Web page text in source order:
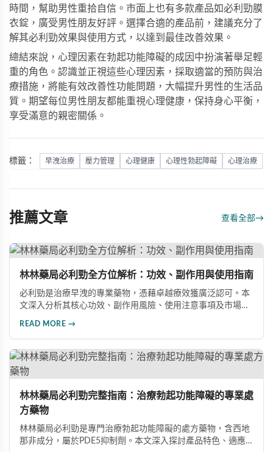
時間，幫助男性重拾自信。市面上也有多款產品如必利勁膜
衣錠 ，廣受男性朋友好評。選擇合適的產品前，建議充分了
解其必利勁效果與使用方式，以達到最佳改善效果。
總結來說，心理因素在勃起功能障礙的成因中扮演著舉足輕
重的角色。認識並正視這些心理因素，採取適當的預防與治
療措施，將能有效改善性功能問題，大幅提升男性的生活品
質。期望每位男性朋友都能重視心理健康，保持身心平衡，
享受滿意的親密關係。
標籤： 早洩治療 壓力管理 心理健康 心理性勃起障礙 心理治療
推薦文章 查看全部→
林林藥局必利勁全方位解析：功效、副作用與使用指南
必利勁是治療早洩的專業藥物，憑藉卓越療效獲廣泛認可。本
文深入分析其核心功效、副作用風險、使用注意事項及市場發
READ MORE →
林林藥局必利勁完整指南：治療勃起功能障礙的專業處
方藥物
林林藥局必利勁是專門治療勃起功能障礙的處方藥物，含西地
那非成分，屬於PDE5抑制劑。本文深入探討產品特色、適應